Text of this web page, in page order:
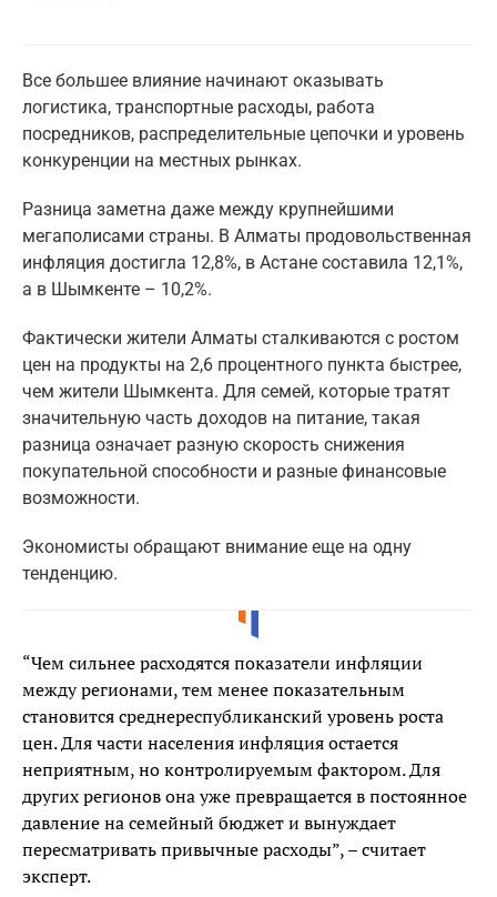
Все большее влияние начинают оказывать
логистика, транспортные расходы, работа
посредников, распределительные цепочки и уровень
конкуренции на местных рынках.
Разница заметна даже между крупнейшими
мегаполисами страны. В Алматы продовольственная
инфляция достигла 12,8%, в Астане составила 12,1%,
а в Шымкенте – 10,2%.
Фактически жители Алматы сталкиваются с ростом
цен на продукты на 2,6 процентного пункта быстрее,
чем жители Шымкента. Для семей, которые тратят
значительную часть доходов на питание, такая
разница означает разную скорость снижения
покупательной способности и разные финансовые
возможности.
Экономисты обращают внимание еще на одну
тенденцию.
“Чем сильнее расходятся показатели инфляции
между регионами, тем менее показательным
становится среднереспубликанский уровень роста
цен. Для части населения инфляция остается
неприятным, но контролируемым фактором. Для
других регионов она уже превращается в постоянное
давление на семейный бюджет и вынуждает
пересматривать привычные расходы”, – считает
эксперт.